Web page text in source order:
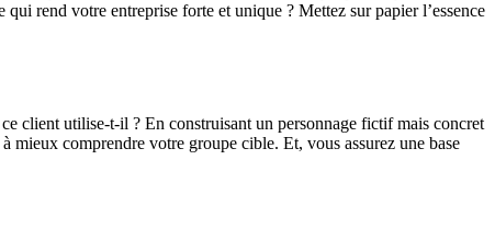
rend votre entreprise forte et unique ? Mettez sur papier l’essence
client utilise-t-il ? En construisant un personnage fictif mais concret
mieux comprendre votre groupe cible. Et, vous assurez une base